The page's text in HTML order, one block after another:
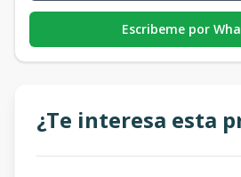
Escribeme por
¿Te interesa esta